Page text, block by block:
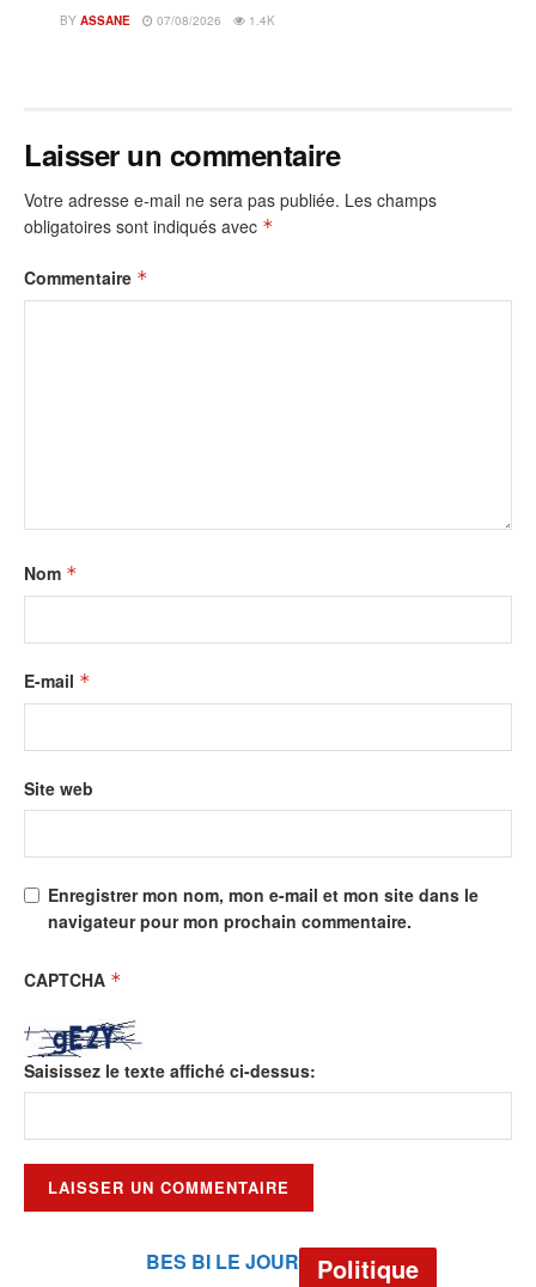
BY ASSANE 07/08/2026 1.4K
Laisser un commentaire
Votre adresse e-mail ne sera pas publiée. Les champs
obligatoires sont indiqués avec *
Commentaire *
Nom *
E-mail *
Site web
Enregistrer mon nom, mon e-mail et mon site dans le
navigateur pour mon prochain commentaire.
CAPTCHA *
Saisissez le texte affiché ci-dessus:
BES BI LE JOUR Politique